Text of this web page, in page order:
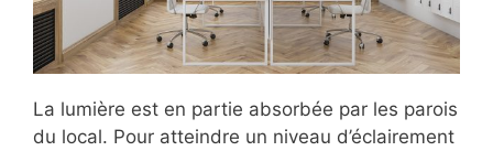
La lumière est en partie absorbée par les parois
du local. Pour atteindre un niveau d’éclairement